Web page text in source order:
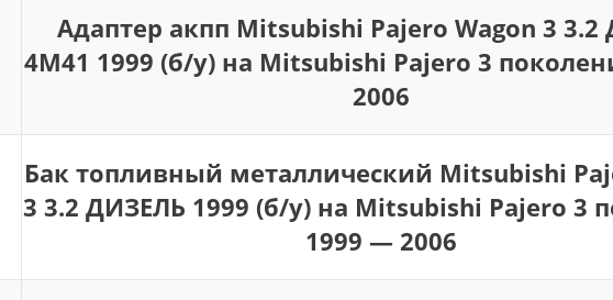
Адаптер акпп Mitsubishi Pajero Wagon 3
4M41 1999 (б/у) на Mitsubishi Pajero 3
2006
Бак топливный металлический Mitsubishi
3 3.2 ДИЗЕЛЬ 1999 (б/у) на Mitsubishi Pajero 3
1999 — 2006